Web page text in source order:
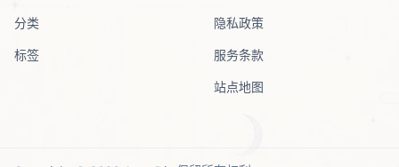
分类
标签
隐私政策
服务条款
站点地图